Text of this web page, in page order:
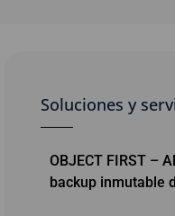
Soluciones y
OBJECT FIRST –
backup inmutable